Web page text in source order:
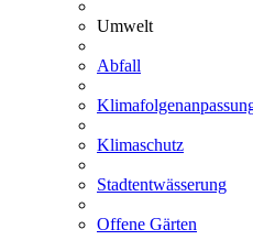
Umwelt
Abfall
Klimaschutz
Stadtentwässerung
Offene Gärten